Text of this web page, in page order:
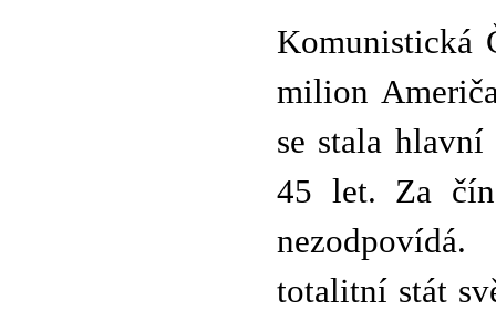
Komunistická
milion
se stala
45 let. Za
totalitní stát